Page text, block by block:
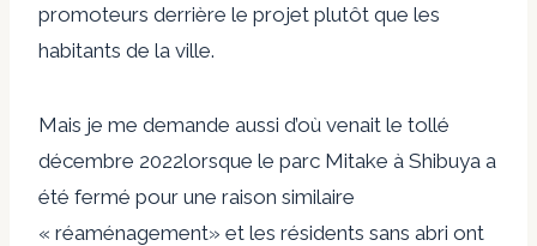
promoteurs derrière le projet plutôt que les
habitants de la ville.
Mais je me demande aussi d’où venait le tollé
décembre 2022lorsque le parc Mitake à Shibuya a
été fermé pour une raison similaire
« réaménagement» et les résidents sans abri ont